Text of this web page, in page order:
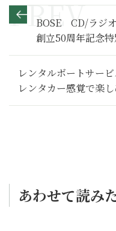
BOSE CD/ラジ
創立50周年記念
レンタルボートサー
レンタカー感覚で楽し
あわせて読み